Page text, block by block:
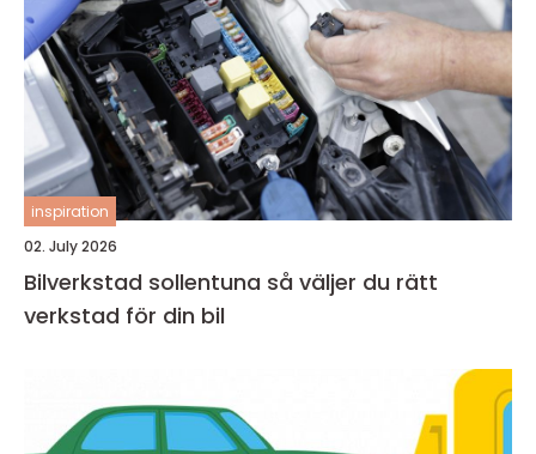
inspiration
02. July 2026
Bilverkstad sollentuna så väljer du rätt
verkstad för din bil